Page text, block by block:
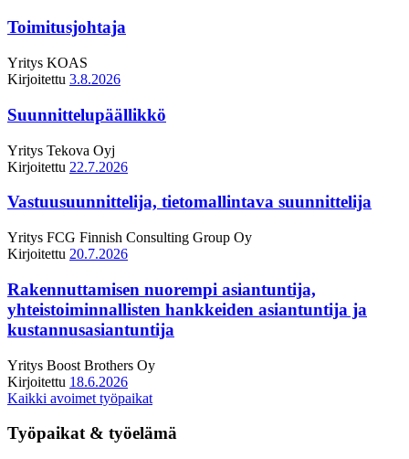
Toimitusjohtaja
Yritys KOAS
Kirjoitettu 3.8.2026
Suunnittelupäällikkö
Yritys Tekova Oyj
Kirjoitettu 22.7.2026
Vastuusuunnittelija, tietomallintava suunnittelija
Yritys FCG Finnish Consulting Group Oy
Kirjoitettu 20.7.2026
Rakennuttamisen nuorempi asiantuntija,
yhteistoiminnallisten hankkeiden asiantuntija ja
kustannusasiantuntija
Yritys Boost Brothers Oy
Kirjoitettu 18.6.2026
Kaikki avoimet työpaikat
Työpaikat & työelämä